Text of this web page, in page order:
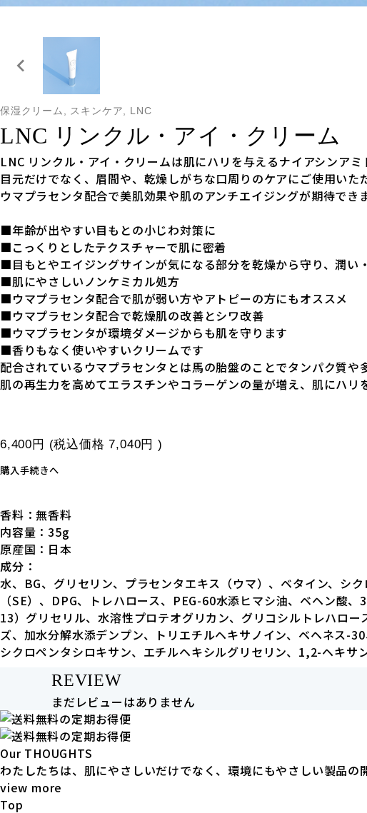
保湿クリーム, スキンケア, LNC
LNC リンクル・アイ・クリーム
LNC リンクル・アイ・クリームは肌にハリを与えるナイアシンアミ
目元だけでなく、眉間や、乾燥しがちな口周りのケアにご使用いた
ウマプラセンタ配合で美肌効果や肌のアンチエイジングが期待できま
■年齢が出やすい目もとの小じわ対策に
■こっくりとしたテクスチャーで肌に密着
■目もとやエイジングサインが気になる部分を乾燥から守り、潤い
■肌にやさしいノンケミカル処方
■ウマプラセンタ配合で肌が弱い方やアトピーの方にもオススメ
■ウマプラセンタ配合で乾燥肌の改善とシワ改善
■ウマプラセンタが環境ダメージからも肌を守ります
■香りもなく使いやすいクリームです
配合されているウマプラセンタとは馬の胎盤のことでタンパク質や
肌の再生力を高めてエラスチンやコラーゲンの量が増え、肌にハリ
6,400円 (税込価格7,040円 )
購入手続きへ
香料：無香料
内容量：35g
原産国：日本
成分：
水、BG、グリセリン、プラセンタエキス（ウマ）、ベタイン、シ
（SE）、DPG、トレハロース、PEG-60水添ヒマシ油、ベヘン酸
13）グリセリル、水溶性プロテオグリカン、グリコシルトレハロ
ズ、加水分解水添デンプン、トリエチルヘキサノイン、ベヘネス-
シクロペンタシロキサン、エチルヘキシルグリセリン、1,2-ヘキサ
REVIEW
まだレビューはありません
Our THOUGHTS
わたしたちは、肌にやさしいだけでなく、環境にもやさしい製品の
view more
Top